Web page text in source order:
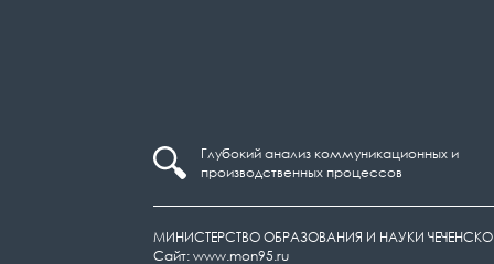
Глубокий анализ коммуникационных и
производственных процессов
МИНИСТЕРСТВО ОБРАЗОВАНИЯ И НАУКИ
Сайт: www.mon95.ru